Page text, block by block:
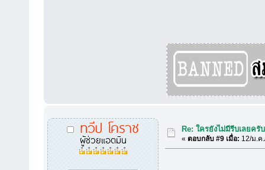
ทวีป โคราช
ผู้ช่วยแอตมิน
Re: ใครยังไม่มีรีบเลยครับ
«ตอบกลับ #9 เมื่อ: 12/ม.ค